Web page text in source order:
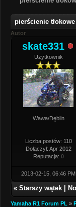
pierścienie
Autor
skate331
Użytkownik
Wawa/Dęblin
Liczba postów: 110
Dołączył: Apr 2012
Reputacja: 0
2013-02-15, 06:46 PM
« Starszy wątek
Yamaha R1 Forum PL »